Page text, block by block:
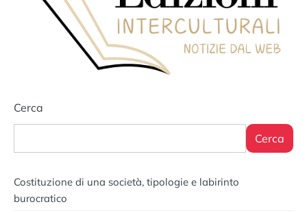
Cerca
Cerca
Costituzione di una società, tipologie e labirinto
burocratico